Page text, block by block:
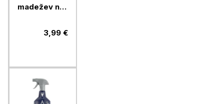
madežev na
3,99 €